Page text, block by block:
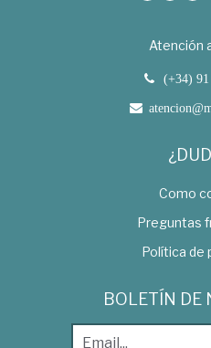
Atención
(+34)
Como
Preguntas
Política de
BOLETÍN DE